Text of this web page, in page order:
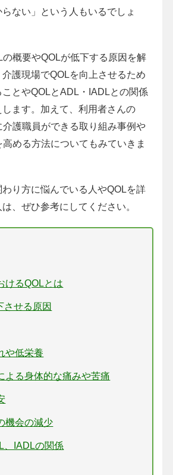
ない」という人もいるでしょ
概要やQOLが低下する原因を解
護現場でQOLを向上させるため
とやQOLとADL・IADLとの関係
ます。加えて、利用者さんの
護職員ができる取り組み事例や
める方法についてもみていきま
り方に悩んでいる人やQOLを詳
、ぜひ参考にしてください。
けるQOLとは
させる原因
や低栄養
よる身体的な痛みや苦痛
機会の減少
、IADLの関係